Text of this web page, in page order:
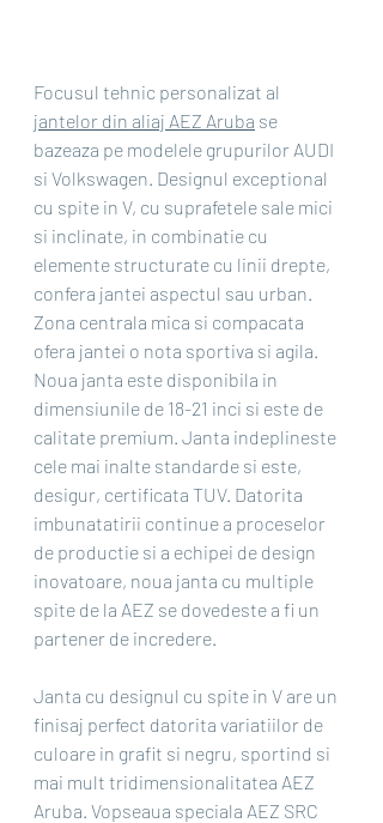
Focusul tehnic personalizat al
jantelor din aliaj AEZ Aruba se
bazeaza pe modelele grupurilor AUDI
si Volkswagen. Designul exceptional
cu spite in V, cu suprafetele sale mici
si inclinate, in combinatie cu
elemente structurate cu linii drepte,
confera jantei aspectul sau urban.
Zona centrala mica si compacata
ofera jantei o nota sportiva si agila.
Noua janta este disponibila in
dimensiunile de 18-21 inci si este de
calitate premium. Janta indeplineste
cele mai inalte standarde si este,
desigur, certificata TUV. Datorita
imbunatatirii continue a proceselor
de productie si a echipei de design
inovatoare, noua janta cu multiple
spite de la AEZ se dovedeste a fi un
partener de incredere.
Janta cu designul cu spite in V are un
finisaj perfect datorita variatiilor de
culoare in grafit si negru, sportind si
mai mult tridimensionalitatea AEZ
Aruba. Vopseaua speciala AEZ SRC